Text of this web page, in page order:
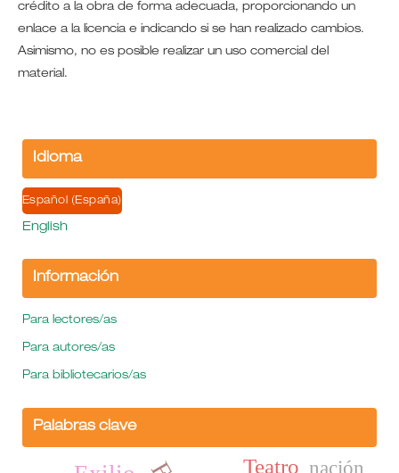
crédito a la obra de forma adecuada, proporcionando un
enlace a la licencia e indicando si se han realizado cambios.
Asimismo, no es posible realizar un uso comercial del
material.
Idioma
Español (España)
English
Información
Para lectores/as
Para autores/as
Para bibliotecarios/as
Palabras clave
Teatro nación